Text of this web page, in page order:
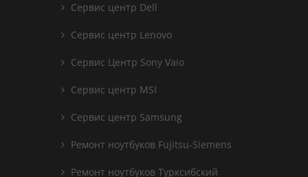
Сервис центр Dell
Сервис центр Lenovo
Сервис Центр Sony Vaio
Сервис центр MSI
Сервис центр Samsung
Ремонт ноутбуков Fujitsu-Siemens
Ремонт ноутбуков Турксибский